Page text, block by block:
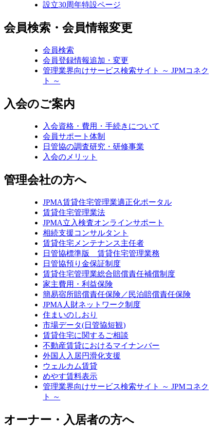
設立30周年特設ページ
会員検索・会員情報変更
会員検索
会員登録情報追加・変更
管理業界向けサービス検索サイト ～ JPMコネク
ト ～
入会のご案内
入会資格・費用・手続きについて
会員サポート体制
日管協の調査研究・研修事業
入会のメリット
管理会社の方へ
JPMA賃貸住宅管理業適正化ポータル
賃貸住宅管理業法
JPMA立入検査オンラインサポート
相続支援コンサルタント
賃貸住宅メンテナンス主任者
日管協標準版 賃貸住宅管理業務
日管協預り金保証制度
賃貸住宅管理業総合賠償責任補償制度
家主費用・利益保険
簡易宿所賠償責任保険／民泊賠償責任保険
JPMA人財ネットワーク制度
住まいのしおり
市場データ(日管協短観)
賃貸住宅に関するご相談
不動産賃貸におけるマイナンバー
外国人入居円滑化支援
ウェルカム賃貸
めやす賃料表示
管理業界向けサービス検索サイト ～ JPMコネク
ト ～
オーナー・入居者の方へ